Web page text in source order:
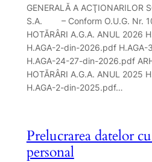
GENERALĂ A ACŢIONARILOR
S.A. – Conform O.U.G. Nr.
HOTĂRÂRI A.G.A. ANUL 2026
H.AGA-2-din-2026.pdf
H.AGA-24-27-din-2026.pdf
HOTĂRÂRI A.G.A. ANUL 2025
H.AGA-2-din-2025.pdf…
Prelucrarea datelor
personal